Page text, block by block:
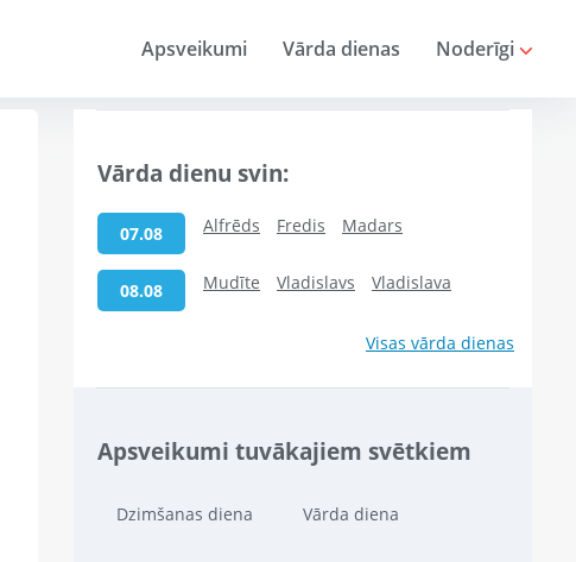
Apsveikumi Vārda dienas Noderīgi
Vārda dienu svin:
07.08 Alfrēds Fredis Madars
08.08 Mudīte Vladislavs Vladislava
Visas vārda dienas
Apsveikumi tuvākajiem svētkiem
Dzimšanas diena Vārda diena